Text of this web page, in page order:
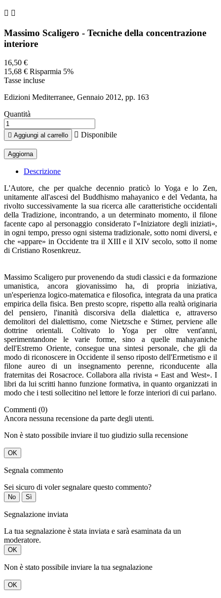
 
Massimo Scaligero - Tecniche della concentrazione
interiore
16,50 €
15,68 € Risparmia 5%
Tasse incluse
Edizioni Mediterranee, Gennaio 2012, pp. 163
Quantità
 Aggiungi al carrello  Disponibile
Descrizione
L'Autore, che per qualche decennio praticò lo Yoga e lo Zen,
unitamente all'ascesi del Buddhismo mahayanico e del Vedanta, ha
rivolto successivamente la sua ricerca alle caratteristiche occidentali
della Tradizione, incontrando, a un determinato momento, il filone
facente capo al personaggio considerato l'«Iniziatore degli iniziati»,
in ogni tempo, presso ogni sistema tradizionale, sotto nomi diversi, e
che «appare» in Occidente tra il XIII e il XIV secolo, sotto il nome
di Cristiano Rosenkreuz.
Massimo Scaligero pur provenendo da studi classici e da formazione
umanistica, ancora giovanissimo ha, di propria iniziativa,
un'esperienza logico-matematica e filosofica, integrata da una pratica
empirica della fisica. Ben presto scopre, rispetto alla realtà originaria
del pensiero, l'inanità discorsiva della dialettica e, attraverso
demolitori del dialettismo, come Nietzsche e Stirner, perviene alle
dottrine orientali. Coltivato lo Yoga per oltre vent'anni,
sperimentandone le varie forme, sino a quelle mahayaniche
dell'Estremo Oriente, consegue una sintesi personale, che gli da
modo di riconoscere in Occidente il senso riposto dell'Ermetismo e il
filone aureo di un insegnamento perenne, riconducente alla
fraternitas dei Rosacroce. Collabora alla rivista « East and West». I
libri da lui scritti hanno funzione formativa, in quanto organizzati in
modo che i testi sollecitino nel lettore le forze interiori di cui parlano.
Commenti (0)
Ancora nessuna recensione da parte degli utenti.
Non è stato possibile inviare il tuo giudizio sulla recensione
OK
Segnala commento
Sei sicuro di voler segnalare questo commento?
No Sì
Segnalazione inviata
La tua segnalazione è stata inviata e sarà esaminata da un
moderatore.
OK
Non è stato possibile inviare la tua segnalazione
OK